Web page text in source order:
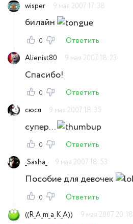
wisper
9 мая 2007 17:38
билайн
0
Ответить
Alienist80
9 мая 2007 18:23
Спасибо!
0
Ответить
сюся
9 мая 2007 18:35
супер...
0
Ответить
_Sasha_
9 мая 2007 18:53
Пособие для девочек
0
Ответить
((R_A_m_a_K_A))
9 мая 2007 20:18